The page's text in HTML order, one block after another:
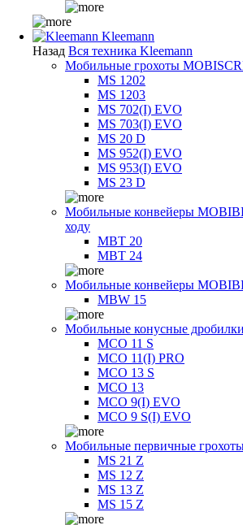
Kleemann
Назад Вся техника Kleemann
Мобильные грохоты
MS 1202
MS 1203
MS 702(I) EVO
MS 703(I) EVO
MS 20 D
MS 952(I) EVO
MS 953(I) EVO
MS 23 D
Мобильные конвейеры
ходу
MBT 20
MBT 24
Мобильные конвейеры
MBW 15
Мобильные конусные
MCO 11 S
MCO 11(I) PRO
MCO 13 S
MCO 13
MCO 9(I) EVO
MCO 9 S(I) EVO
Мобильные первичные
MS 21 Z
MS 12 Z
MS 13 Z
MS 15 Z